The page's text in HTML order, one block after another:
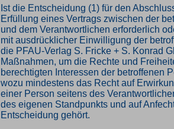
Ist die Entscheidung (1) für den
Erfüllung eines Vertrags zwischen der
und dem Verantwortlichen erforderlich
mit ausdrücklicher Einwilligung der
die PFAU-Verlag S. Fricke + S. Konrad
Maßnahmen, um die Rechte und
berechtigten Interessen der betroffenen
wozu mindestens das Recht auf
einer Person seitens des
des eigenen Standpunkts und auf
Entscheidung gehört.